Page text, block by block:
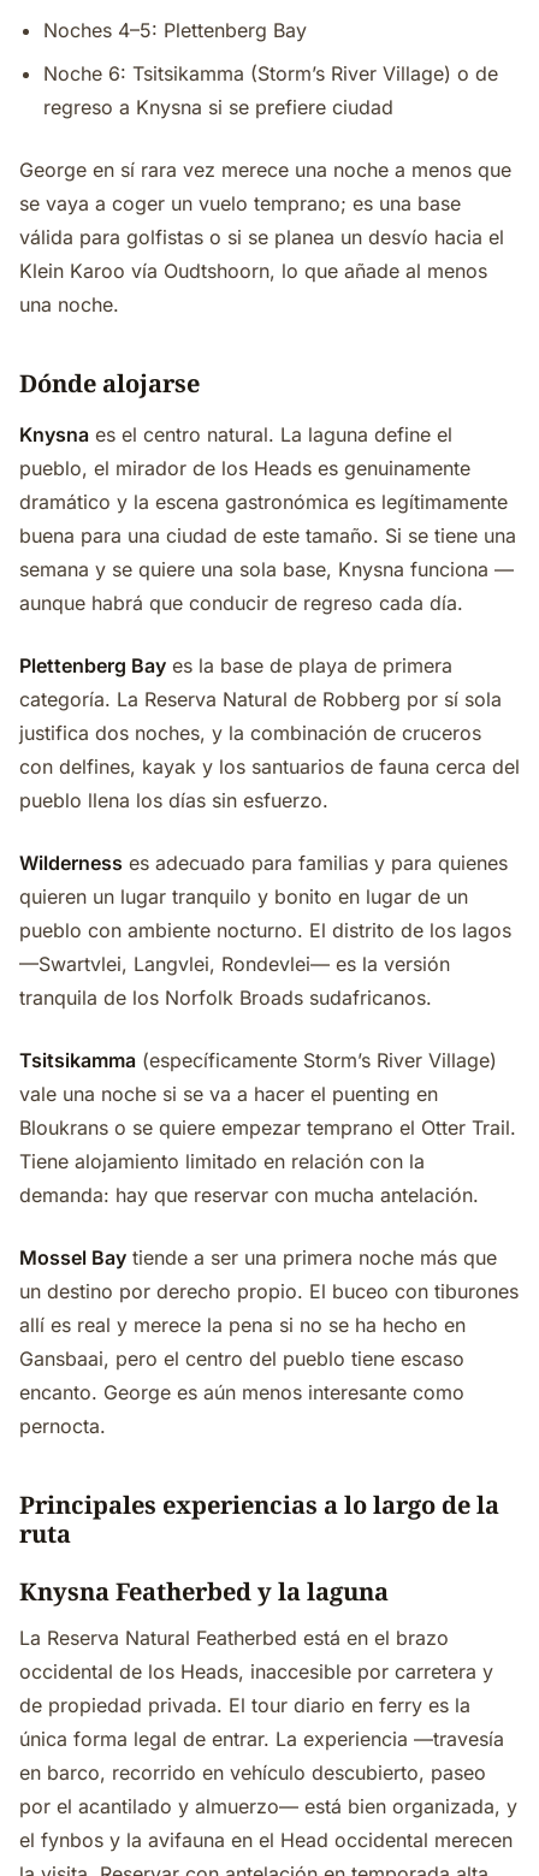
Noches 4–5: Plettenberg Bay
Noche 6: Tsitsikamma (Storm’s River Village) o de
regreso a Knysna si se prefiere ciudad
George en sí rara vez merece una noche a menos que
se vaya a coger un vuelo temprano; es una base
válida para golfistas o si se planea un desvío hacia el
Klein Karoo vía Oudtshoorn, lo que añade al menos
una noche.
Dónde alojarse
Knysna es el centro natural. La laguna define el
pueblo, el mirador de los Heads es genuinamente
dramático y la escena gastronómica es legítimamente
buena para una ciudad de este tamaño. Si se tiene una
semana y se quiere una sola base, Knysna funciona —
aunque habrá que conducir de regreso cada día.
Plettenberg Bay es la base de playa de primera
categoría. La Reserva Natural de Robberg por sí sola
justifica dos noches, y la combinación de cruceros
con delfines, kayak y los santuarios de fauna cerca del
pueblo llena los días sin esfuerzo.
Wilderness es adecuado para familias y para quienes
quieren un lugar tranquilo y bonito en lugar de un
pueblo con ambiente nocturno. El distrito de los lagos
—Swartvlei, Langvlei, Rondevlei— es la versión
tranquila de los Norfolk Broads sudafricanos.
Tsitsikamma (específicamente Storm’s River Village)
vale una noche si se va a hacer el puenting en
Bloukrans o se quiere empezar temprano el Otter Trail.
Tiene alojamiento limitado en relación con la
demanda: hay que reservar con mucha antelación.
Mossel Bay tiende a ser una primera noche más que
un destino por derecho propio. El buceo con tiburones
allí es real y merece la pena si no se ha hecho en
Gansbaai, pero el centro del pueblo tiene escaso
encanto. George es aún menos interesante como
pernocta.
Principales experiencias a lo largo de la
ruta
Knysna Featherbed y la laguna
La Reserva Natural Featherbed está en el brazo
occidental de los Heads, inaccesible por carretera y
de propiedad privada. El tour diario en ferry es la
única forma legal de entrar. La experiencia —travesía
en barco, recorrido en vehículo descubierto, paseo
por el acantilado y almuerzo— está bien organizada, y
el fynbos y la avifauna en el Head occidental merecen